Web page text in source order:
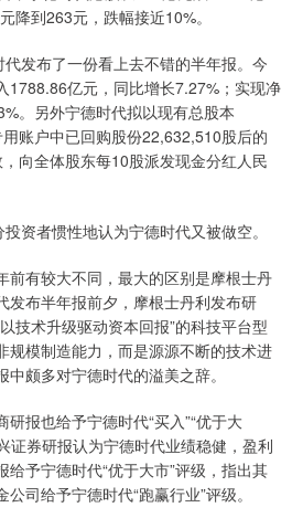
降到263元，跌幅接近10%。
发布了一份看上去不错的半年报。今
1788.86亿元，同比增长7.27%；实现净
。另外宁德时代拟以现有总股本
账户中已回购股份22,632,510股后的
向全体股东每10股派发现金分红人民
资者惯性地认为宁德时代又被做空。
有较大不同，最大的区别是摩根士丹
发布半年报前夕，摩根士丹利发布研
技术升级驱动资本回报”的科技平台型
规模制造能力，而是源源不断的技术进
颇多对宁德时代的溢美之辞。
报也给予宁德时代“买入”“优于大
证券研报认为宁德时代业绩稳健，盈利
予宁德时代“优于大市”评级，指出其
司给予宁德时代“跑赢行业”评级。